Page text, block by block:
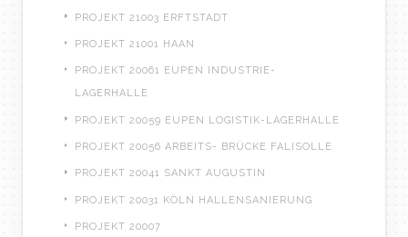
PROJEKT 21003 ERFTSTADT
PROJEKT 21001 HAAN
PROJEKT 20061 EUPEN INDUSTRIE-
LAGERHALLE
PROJEKT 20059 EUPEN LOGISTIK-LAGERHALLE
PROJEKT 20056 ARBEITS- BRÜCKE FALISOLLE
PROJEKT 20041 SANKT AUGUSTIN
PROJEKT 20031 KÖLN HALLENSANIERUNG
PROJEKT 20007